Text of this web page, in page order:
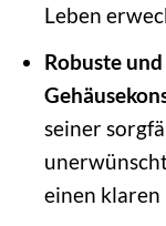
Leben
Robuste
seiner
einen klaren